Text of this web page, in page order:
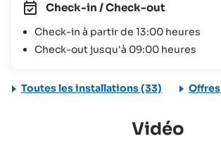
Check-in / Check-out
Check-in à partir de 13:00 heures
Check-out jusqu'à 09:00 heures
Toutes les installations (33) Offres
Vidéo